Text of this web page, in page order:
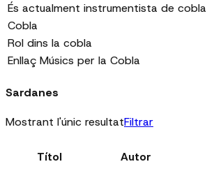
És actualment instrumentista de cobla
Cobla
Rol dins la cobla
Enllaç Músics per la Cobla
Sardanes
Mostrant l'únic resultatFiltrar
Títol Autor